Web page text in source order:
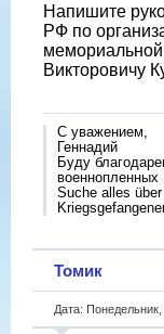
Напишите
РФ по
Викторовичу
С уважением,
Геннадий
Буду
военнопленных
Suche alles
Томик
Дата: